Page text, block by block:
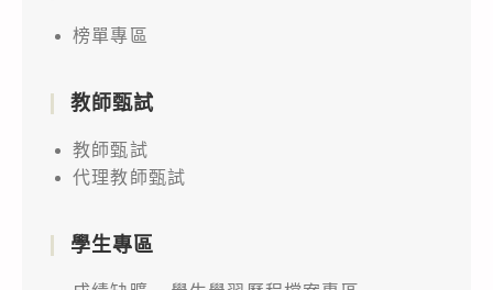
榜單專區
教師甄試
教師甄試
代理教師甄試
學生專區